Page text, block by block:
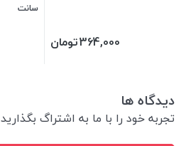
364,000تومان
سانت
دیدگاه ها
تجربه خود را با ما به اشتراگ بگذارید